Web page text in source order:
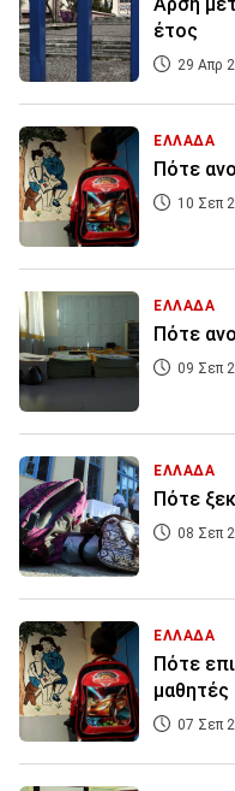
έτος
29 Απρ
ΕΛΛΑΔΑ
Πότε
10 Σεπ
ΕΛΛΑΔΑ
Πότε
09 Σεπ
ΕΛΛΑΔΑ
Πότε
08 Σεπ
ΕΛΛΑΔΑ
Πότε
μαθητές
07 Σεπ